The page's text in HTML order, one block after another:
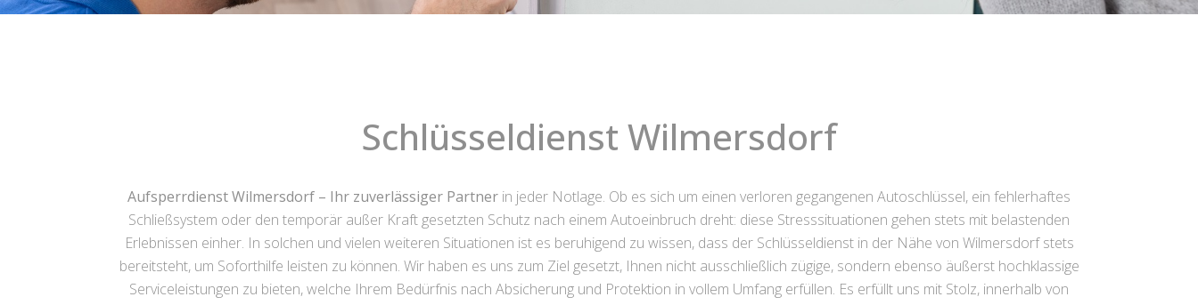
Schlüsseldienst Wilmersdorf
Aufsperrdienst Wilmersdorf – Ihr zuverlässiger Partner in jeder Notlage. Ob es sich um einen verloren gegangenen Autoschlüssel, ein fehlerhaftes
Schließsystem oder den temporär außer Kraft gesetzten Schutz nach einem Autoeinbruch dreht: diese Stresssituationen gehen stets mit belastenden
Erlebnissen einher. In solchen und vielen weiteren Situationen ist es beruhigend zu wissen, dass der Schlüsseldienst in der Nähe von Wilmersdorf stets
bereitsteht, um Soforthilfe leisten zu können. Wir haben es uns zum Ziel gesetzt, Ihnen nicht ausschließlich zügige, sondern ebenso äußerst hochklassige
Serviceleistungen zu bieten, welche Ihrem Bedürfnis nach Absicherung und Protektion in vollem Umfang erfüllen. Es erfüllt uns mit Stolz, innerhalb von